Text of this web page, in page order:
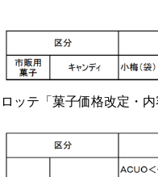
ロッテ「菓子価格改定・内